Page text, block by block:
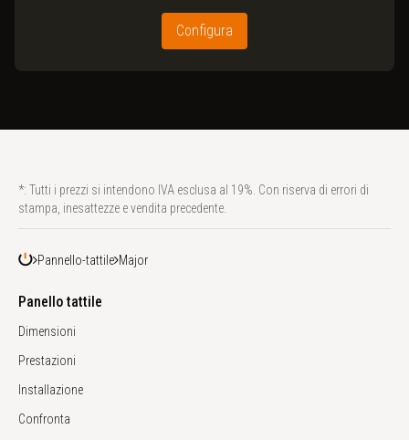
Configura
*: Tutti i prezzi si intendono IVA esclusa al 19%. Con riserva di errori di
stampa, inesattezze e vendita precedente.
Pannello-tattile Major
Panello tattile
Dimensioni
Prestazioni
Installazione
Confronta